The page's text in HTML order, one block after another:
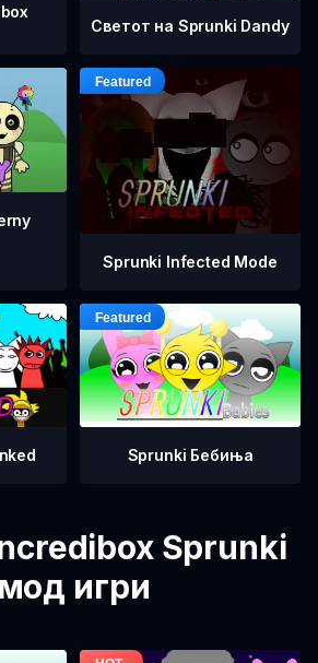
Светот на Sprunki Dandy
Sprunki Infected Mode
Sprunki Бебиња
Sprunki
мод игри